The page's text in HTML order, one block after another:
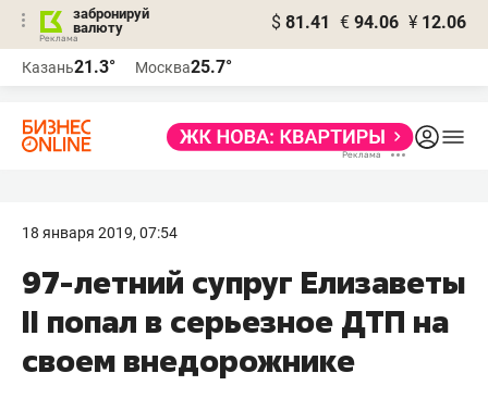
забронируй
валюту
$ 81.41 € 94.06 ¥ 12.06
Казань21.3° Москва25.7°
18 января 2019, 07:54
97-летний супруг Елизаветы
II попал в серьезное ДТП на
своем внедорожнике